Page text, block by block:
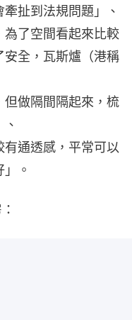
扯到法規問題」、
為了空間看起來比較
安全，瓦斯爐（港稱
但做隔間隔起來，梳
有通透感，平常可以
。